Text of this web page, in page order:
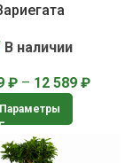
В наличии
₽ – 12 589 ₽
Параметры